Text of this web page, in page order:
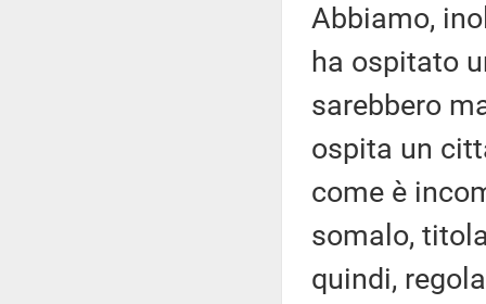
Abbiamo,
ha ospitato
sarebbero
ospita un
come è
somalo,
quindi,